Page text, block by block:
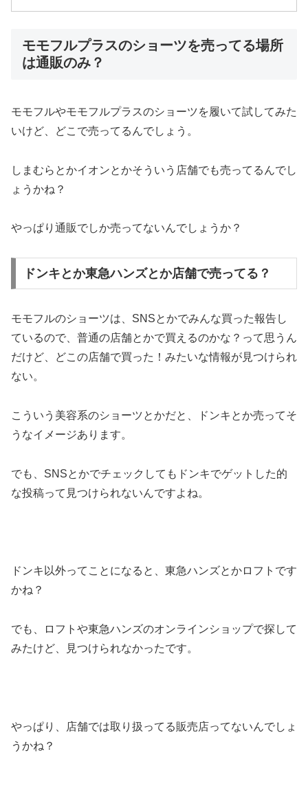
モモフルプラスのショーツを売ってる場所
は通販のみ？
モモフルやモモフルプラスのショーツを履いて試してみた
いけど、どこで売ってるんでしょう。
しまむらとかイオンとかそういう店舗でも売ってるんでし
ょうかね？
やっぱり通販でしか売ってないんでしょうか？
ドンキとか東急ハンズとか店舗で売ってる？
モモフルのショーツは、SNSとかでみんな買った報告し
ているので、普通の店舗とかで買えるのかな？って思うん
だけど、どこの店舗で買った！みたいな情報が見つけられ
ない。
こういう美容系のショーツとかだと、ドンキとか売ってそ
うなイメージあります。
でも、SNSとかでチェックしてもドンキでゲットした的
な投稿って見つけられないんですよね。
ドンキ以外ってことになると、東急ハンズとかロフトです
かね？
でも、ロフトや東急ハンズのオンラインショップで探して
みたけど、見つけられなかったです。
やっぱり、店舗では取り扱ってる販売店ってないんでしょ
うかね？